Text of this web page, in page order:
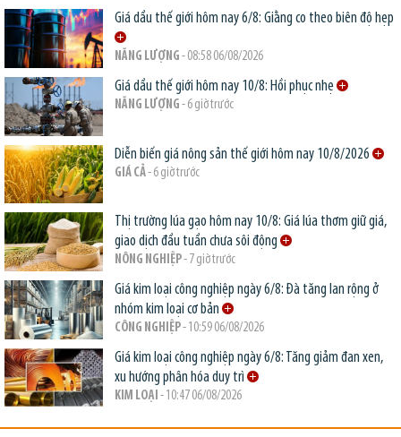
Giá dầu thế giới hôm nay 6/8: Giằng co theo biên độ hẹp
NĂNG LƯỢNG - 08:58 06/08/2026
Giá dầu thế giới hôm nay 10/8: Hồi phục nhẹ
NĂNG LƯỢNG - 6 giờ trước
Diễn biến giá nông sản thế giới hôm nay 10/8/2026
GIÁ CẢ- 6 giờ trước
Thị trường lúa gạo hôm nay 10/8: Giá lúa thơm giữ giá,
giao dịch đầu tuần chưa sôi động
NÔNG NGHIỆP- 7 giờ trước
Giá kim loại công nghiệp ngày 6/8: Đà tăng lan rộng ở
nhóm kim loại cơ bản
CÔNG NGHIỆP- 10:59 06/08/2026
Giá kim loại công nghiệp ngày 6/8: Tăng giảm đan xen,
xu hướng phân hóa duy trì
KIM LOẠI - 10:47 06/08/2026